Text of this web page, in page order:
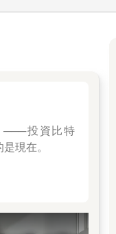
許多出了社會的年輕
錢自己花，如果不夠
國家，經濟成長力道
心的是如何保住飯
───投資比特
現在。